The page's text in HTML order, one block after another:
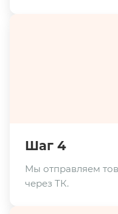
Шаг 4
Мы отправляем
через ТК.